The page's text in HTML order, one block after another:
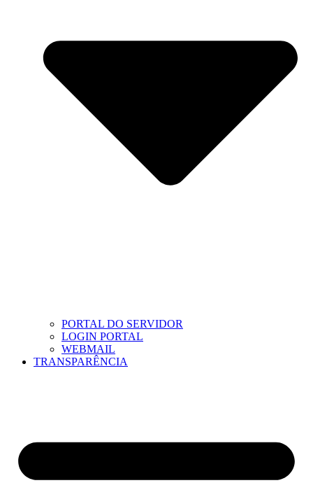
PORTAL DO SERVIDOR
LOGIN PORTAL
WEBMAIL
TRANSPARÊNCIA